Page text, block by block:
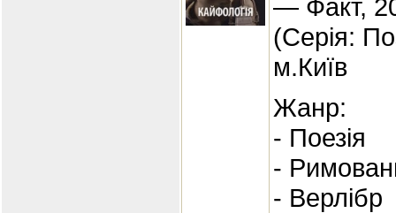
— Факт,
(Серія:
м.Київ
Жанр:
- Поезія
-
- Верлібр